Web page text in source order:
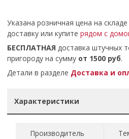
Указана розничная цена на
доставку или купитерядом с
БЕСПЛАТНАЯ доставка штучных
пригороду на сумму от 1500 руб.
Детали в разделе Доставка и
Характеристики
Производитель